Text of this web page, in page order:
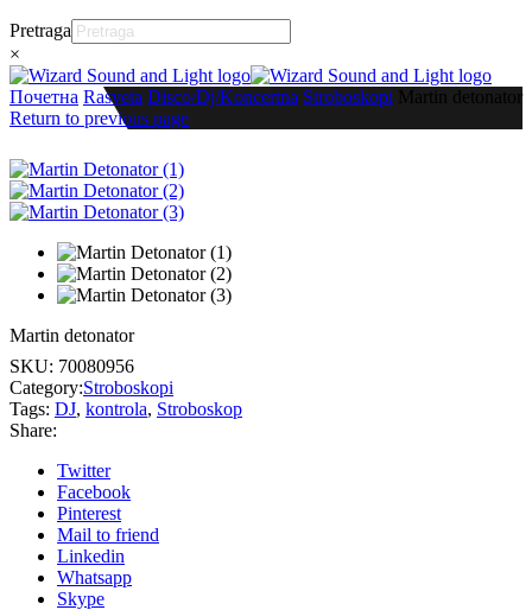
Pretraga
×
Почетна Rasveta Disco/Dj/Koncertna Stroboskopi Martin detonator
Return to previous page
Martin detonator
SKU: 70080956
Category:Stroboskopi
Tags: DJ, kontrola, Stroboskop
Share:
Twitter
Facebook
Pinterest
Mail to friend
Linkedin
Whatsapp
Skype